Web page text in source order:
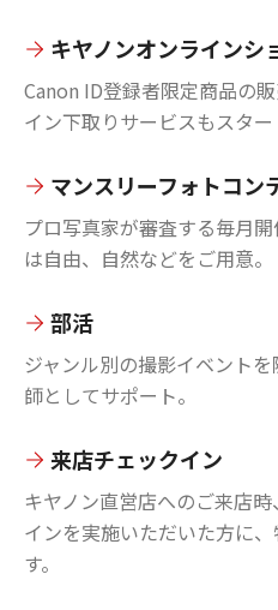
キヤノンオンラインシ
Canon ID登録者限定商品の
イン下取りサービスもスター
マンスリーフォトコン
プロ写真家が審査する毎月
は自由、自然などをご用意。
部活
ジャンル別の撮影イベント
師としてサポート。
来店チェックイン
キヤノン直営店へのご来店
インを実施いただいた方に
す。